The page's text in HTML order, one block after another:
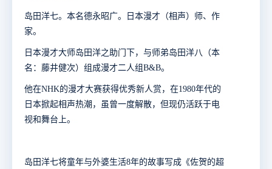
岛田洋七。本名德永昭广。日本漫才（相声）师、作
家。
日本漫才大师岛田洋之助门下，与师弟岛田洋八（本
名：藤井健次）组成漫才二人组B&B。
他在NHK的漫才大赛获得优秀新人赏，在1980年代的
日本掀起相声热潮，虽曾一度解散，但现仍活跃于电
视和舞台上。
岛田洋七将童年与外婆生活8年的故事写成《佐贺的超